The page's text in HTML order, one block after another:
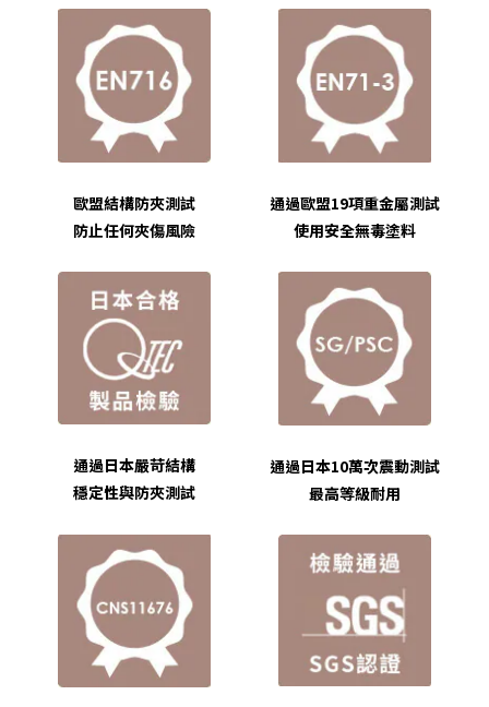
歐盟結構防夾測試
防止任何夾傷風險
通過歐盟19項重金屬測試
使用安全無毒塗料
通過日本嚴苛結構
穩定性與防夾測試
通過日本10萬次震動測試
最高等級耐用